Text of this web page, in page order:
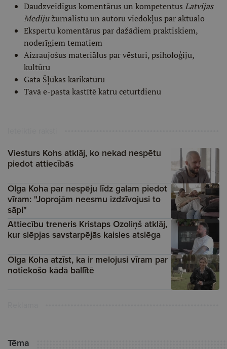
Daudzveidīgus komentārus un kompetentus Latvijas
Medijužurnālistu un autoru viedokļus par aktuālo
Ekspertu komentārus par dažādiem praktiskiem,
noderīgiem tematiem
Aizraujošus materiālus par vēsturi, psiholoģiju,
kultūru
Gata Šļūkas karikatūru
Tavā e-pasta kastītē katru ceturtdienu
Viesturs Kohs atklāj, ko nekad nespētu
piedot attiecībās
Olga Koha par nespēju līdz galam piedot
vīram: "Joprojām neesmu izdzīvojusi to
sāpi"
Attiecību treneris Kristaps Ozoliņš atklāj,
kur slēpjas savstarpējās kaisles atslēga
Olga Koha atzīst, ka ir melojusi vīram par
notiekošo kādā ballītē
Tēma